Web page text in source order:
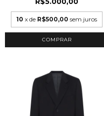
10 x de R$500,00 sem juros
COMPRAR